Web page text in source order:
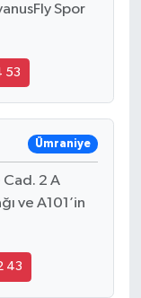
Spor
53
Ümraniye
Cad. 2 A
ve A101’in
43